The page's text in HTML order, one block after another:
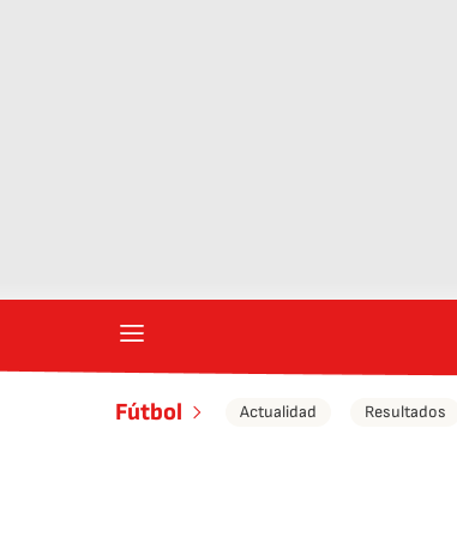
Fútbol Actualidad Resultados